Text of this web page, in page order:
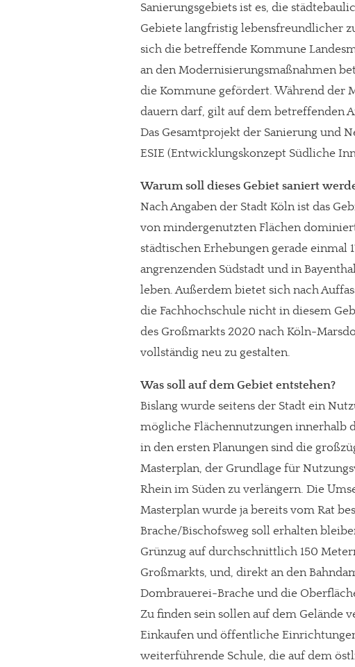
In eigener Sache
Dir gefällt unsere
meinesuedstadt.de finanziert sich durch
Solltest Du unsere unabhängige
Paypal - danke@meinesuedstadt.de
Sanierungsgebiets ist es, die
Gebiete langfristig lebensfreundlicher
sich die betreffende Kommune
an den Modernisierungsmaßnahmen
die Kommune gefördert. Während der
dauern darf, gilt auf dem betreffenden
Das Gesamtprojekt der Sanierung und
ESIE (Entwicklungskonzept Südliche
Warum soll dieses Gebiet saniert
Nach Angaben der Stadt Köln ist das
von mindergenutzten Flächen
städtischen Erhebungen gerade einmal
angrenzenden Südstadt und in
leben. Außerdem bietet sich nach
die Fachhochschule nicht in diesem
des Großmarkts 2020 nach Köln-
vollständig neu zu gestalten.
Was soll auf dem Gebiet entstehen?
Bislang wurde seitens der Stadt ein
mögliche Flächennutzungen innerhalb
in den ersten Planungen sind die
Masterplan, der Grundlage für
Rhein im Süden zu verlängern. Die
Masterplan wurde ja bereits vom Rat
Brache/Bischofsweg soll erhalten
Grünzug auf durchschnittlich 150
Großmarkts, und, direkt an den
Dombrauerei-Brache und die
Zu finden sein sollen auf dem Gelände
Einkaufen und öffentliche
weiterführende Schule, die auf dem